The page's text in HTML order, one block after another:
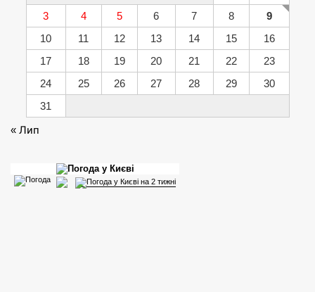
3
4 5 6 7 8
9
10
11 12 13 14 15
16
17
18 19 20 21 22
23
24
25 26 27 28 29
30
31
« Лип